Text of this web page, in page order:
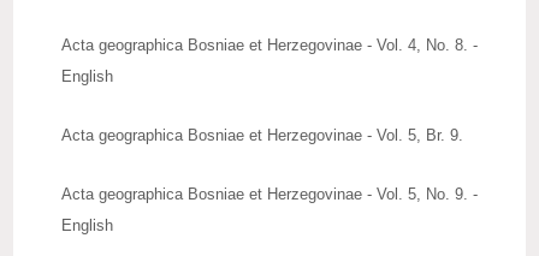
Acta geographica Bosniae et Herzegovinae - Vol. 4, No. 8. -
English
Acta geographica Bosniae et Herzegovinae - Vol. 5, Br. 9.
Acta geographica Bosniae et Herzegovinae - Vol. 5, No. 9. -
English